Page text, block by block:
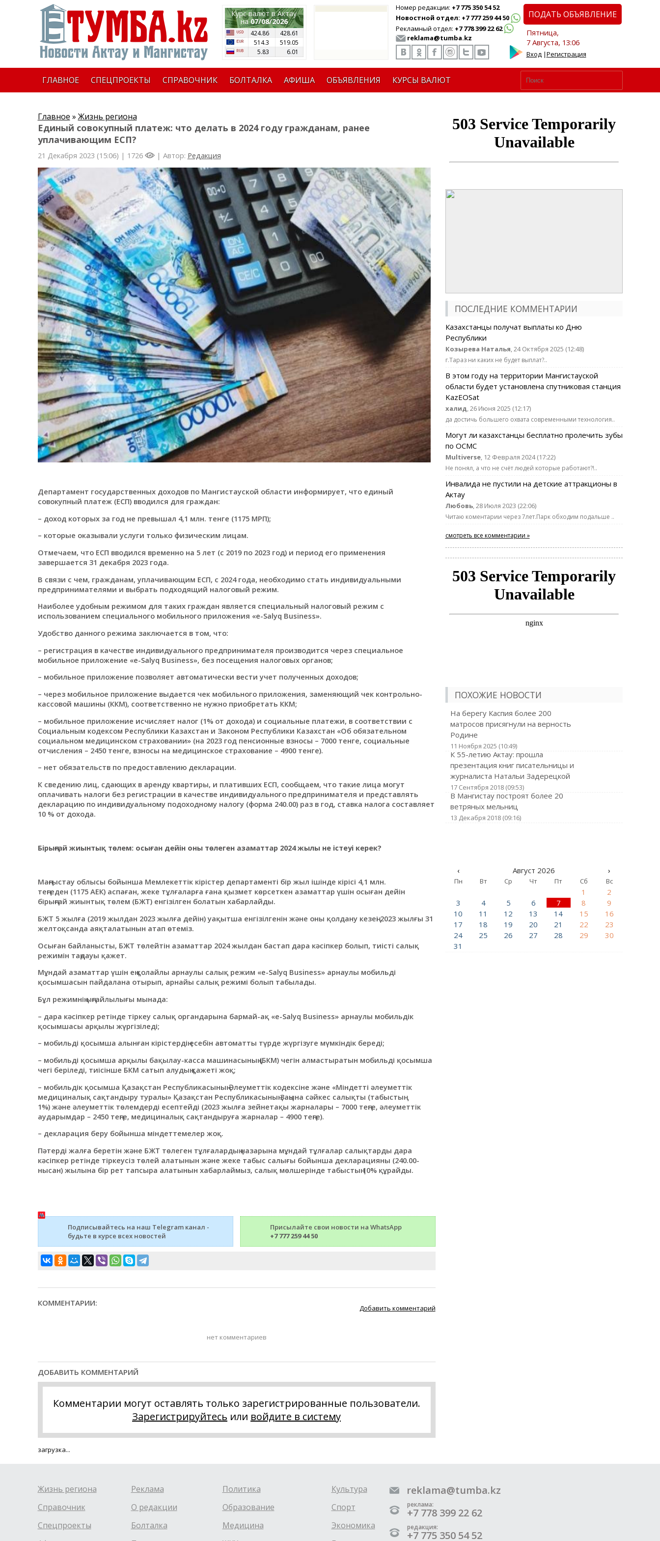
Курс валют в Актау
на07/08/2026
424.86
428.61
514.3
519.05
5.83
6.01
Номер редакции: +7 775 350 54 52
Новостной отдел: +7 777 259 44 50
Рекламный отдел: +7 778 399 22 62
reklama@tumba.kz
ПОДАТЬ ОБЪЯВЛЕНИЕ
Пятница,
7 Августа, 13:06
Вход|Регистрация
ГЛАВНОЕ СПЕЦПРОЕКТЫ СПРАВОЧНИК БОЛТАЛКА АФИША ОБЪЯВЛЕНИЯ КУРСЫ ВАЛЮТ
Главное » Жизнь региона
Единый совокупный платеж: что делать в 2024 году гражданам, ранее
уплачивающим ЕСП?
21 Декабря 2023 (15:06) | 1726 | Автор: Редакция
Департамент государственных доходов по Мангистауской области информирует, что единый
совокупный платеж (ЕСП) вводился для граждан:
– доход которых за год не превышал 4,1 млн. тенге (1175 МРП);
– которые оказывали услуги только физическим лицам.
Отмечаем, что ЕСП вводился временно на 5 лет (с 2019 по 2023 год) и период его применения
завершается 31 декабря 2023 года.
В связи с чем, гражданам, уплачивающим ЕСП, с 2024 года, необходимо стать индивидуальными
предпринимателями и выбрать подходящий налоговый режим.
Наиболее удобным режимом для таких граждан является специальный налоговый режим с
использованием специального мобильного приложения «е-Salyq Вusiness».
Удобство данного режима заключается в том, что:
– регистрация в качестве индивидуального предпринимателя производится через специальное
мобильное приложение «е-Salyq Вusiness», без посещения налоговых органов;
– мобильное приложение позволяет автоматически вести учет полученных доходов;
– через мобильное приложение выдается чек мобильного приложения, заменяющий чек контрольно-
кассовой машины (ККМ), соответственно не нужно приобретать ККМ;
– мобильное приложение исчисляет налог (1% от дохода) и социальные платежи, в соответствии с
Социальным кодексом Республики Казахстан и Законом Республики Казахстан «Об обязательном
социальном медицинском страховании» (на 2023 год пенсионные взносы – 7000 тенге, социальные
отчисления – 2450 тенге, взносы на медицинское страхование – 4900 тенге).
– нет обязательств по предоставлению декларации.
К сведению лиц, сдающих в аренду квартиры, и плативших ЕСП, сообщаем, что такие лица могут
оплачивать налоги без регистрации в качестве индивидуального предпринимателя и представлять
декларацию по индивидуальному подоходному налогу (форма 240.00) раз в год, ставка налога составляет
10 % от дохода.
Бірыңғай жиынтық төлем: осыған дейін оны төлеген азаматтар 2024 жылы не істеуі керек?
Маңғыстау облысы бойынша Мемлекеттік кірістер департаменті бір жыл ішінде кірісі 4,1 млн.
теңгеден (1175 АЕК) аспаған, жеке тұлғаларға ғана қызмет көрсеткен азаматтар үшін осыған дейін
бірыңғай жиынтық төлем (БЖТ) енгізілген болатын хабарлайды.
БЖТ 5 жылға (2019 жылдан 2023 жылға дейін) уақытша енгізілгенін және оны қолдану кезеңі 2023 жылғы 31
желтоқсанда аяқталатынын атап өтеміз.
Осыған байланысты, БЖТ төлейтін азаматтар 2024 жылдан бастап дара кәсіпкер болып, тиісті салық
режимін таңдауы қажет.
Мұндай азаматтар үшін ең қолайлы арнаулы салық режим «е-Salyq Вusiness» арнаулы мобильді
қосымшасын пайдалана отырып, арнайы салық режимі болып табылады.
Бұл режимнің ыңғайлылығы мынада:
– дара кәсіпкер ретінде тіркеу салық органдарына бармай-ақ «е-Salyq Вusiness» арнаулы мобильдік
қосымшасы арқылы жүргізіледі;
– мобильді қосымша алынған кірістердің есебін автоматты түрде жүргізуге мүмкіндік береді;
– мобильді қосымша арқылы бақылау-касса машинасының (БКМ) чегін алмастыратын мобильді қосымша
чегі беріледі, тиісінше БКМ сатып алудың қажеті жоқ;
– мобильдік қосымша Қазақстан Республикасының Әлеуметтік кодексіне және «Міндетті әлеуметтік
медициналық сақтандыру туралы» Қазақстан Республикасының Заңына сәйкес салықты (табыстың
1%) және әлеуметтік төлемдерді есептейді (2023 жылға зейнетақы жарналары – 7000 теңге, әлеуметтік
аударымдар – 2450 теңге, медициналық сақтандыруға жарналар – 4900 теңге).
– декларация беру бойынша міндеттемелер жоқ.
Пәтерді жалға беретін және БЖТ төлеген тұлғалардың назарына мұндай тұлғалар салықтарды дара
кәсіпкер ретінде тіркеусіз төлей алатынын және жеке табыс салығы бойынша декларацияны (240.00-
нысан) жылына бір рет тапсыра алатынын хабарлаймыз, салық мөлшерінде табыстың 10% құрайды.
Подписывайтесь на наш Telegram канал -
будьте в курсе всех новостей
Присылайте свои новости на WhatsApp
+7 777 259 44 50
КОММЕНТАРИИ:
Добавить комментарий
нет комментариев
ДОБАВИТЬ КОММЕНТАРИЙ
Комментарии могут оставлять только зарегистрированные пользователи.
Зарегистрируйтесь или войдите в систему
загрузка...
ПОСЛЕДНИЕ КОММЕНТАРИИ
Казахстанцы получат выплаты ко Дню
Республики
Козырева Наталья, 24 Октября 2025 (12:48)
г.Тараз ни каких не будет выплат?..
В этом году на территории Мангистауской
области будет установлена спутниковая станция
KazEOSat
халид, 26 Июня 2025 (12:17)
да достичь большего охвата современными технология..
Могут ли казахстанцы бесплатно пролечить зубы
по ОСМС
Multiverse, 12 Февраля 2024 (17:22)
Не понял, а что не счёт людей которые работают?!..
Инвалида не пустили на детские аттракционы в
Актау
Любовь, 28 Июля 2023 (22:06)
Читаю коментарии через 7лет.Парк обходим подальше ..
смотреть все комментарии »
ПОХОЖИЕ НОВОСТИ
На берегу Каспия более 200
матросов присягнули на верность
Родине
11 Ноября 2025 (10:49)
К 55-летию Актау: прошла
презентация книг писательницы и
журналиста Натальи Задерецкой
17 Сентября 2018 (09:53)
В Мангистау построят более 20
ветряных мельниц
13 Декабря 2018 (09:16)
‹ Август 2026 ›
Пн Вт Ср Чт Пт Сб Вс
1
2
3
4 5 6 7 8
9
10
11 12 13 14 15
16
17
18 19 20 21 22
23
24
25 26 27 28 29
30
31
Жизнь региона
Справочник
Спецпроекты
Реклама
О редакции
Болталка
Политика
Образование
Медицина
Культура
Спорт
Экономика
reklama@tumba.kz
реклама:
+7 778 399 22 62
редакция:
+7 775 350 54 52